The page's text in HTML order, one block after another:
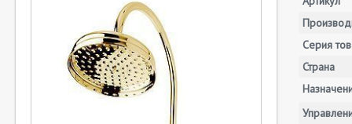
Серия
Страна